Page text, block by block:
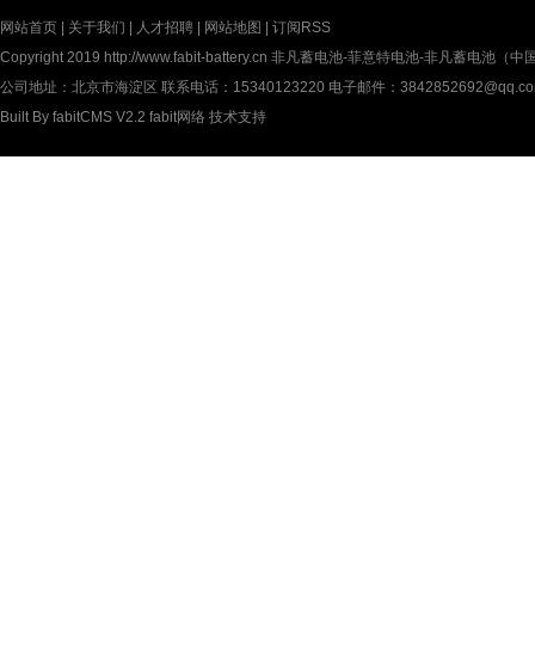
网站首页 关于我们 人才招聘 网站地图
订阅RSS
Copyright 2019 http://www.fabit-battery.cn 非凡蓄电池-菲意特电池-非凡蓄电池（中
公司地址：北京市海淀区 联系电话：15340123220 电子邮件：
Built By fabitCMS V2.2 fabit网络 技术支持